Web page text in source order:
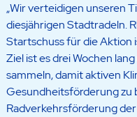
„Wir verteidigen unseren
diesjährigen Stadtradeln.
Startschuss für die Aktion
Ziel ist es drei Wochen
sammeln, damit aktiven
Gesundheitsförderung zu
Radverkehrsförderung